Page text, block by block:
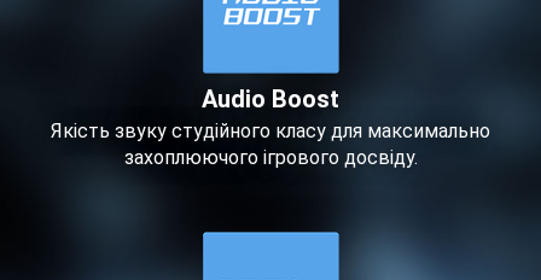
Audio Boost
Якість звуку студійного класу для максимально
захоплюючого ігрового досвіду.